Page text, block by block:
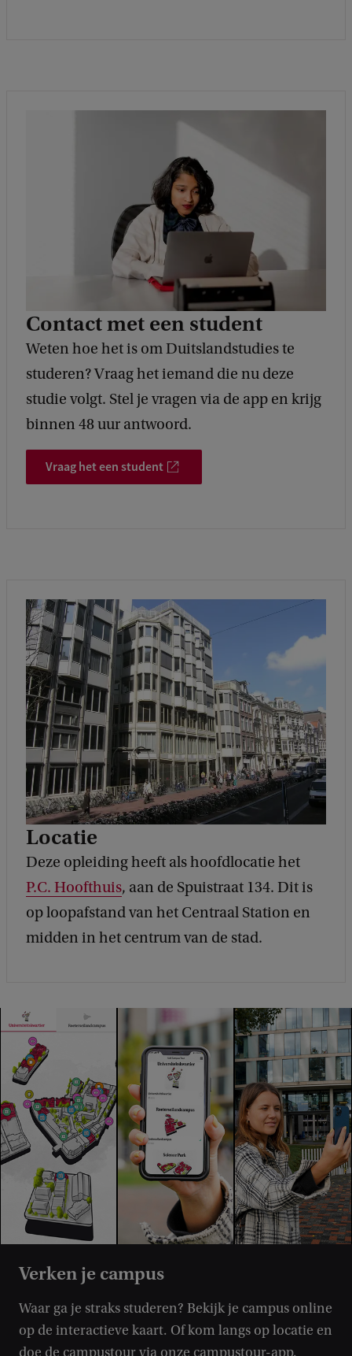
Contact met een student
Weten hoe het is om Duitslandstudies te
studeren? Vraag het iemand die nu deze
studie volgt. Stel je vragen via de app en krijg
binnen 48 uur antwoord.
Vraag het een student
Locatie
Deze opleiding heeft als hoofdlocatie het
P.C. Hoofthuis, aan de Spuistraat 134. Dit is
op loopafstand van het Centraal Station en
midden in het centrum van de stad.
Verken je campus
Waar ga je straks studeren? Bekijk je campus online
op de interactieve kaart. Of kom langs op locatie en
doe de campustour via onze campustour-app.